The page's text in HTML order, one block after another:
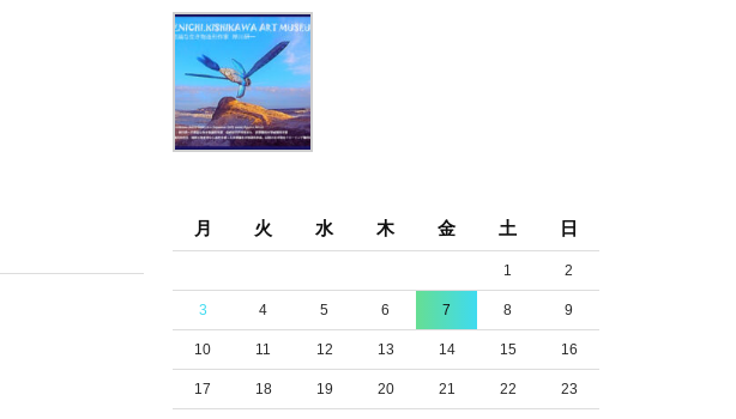
月 火 水 木 金 土 日
1 2
3 4 5 6 7 8 9
10 11 12 13 14 15 16
17 18 19 20 21 22 23